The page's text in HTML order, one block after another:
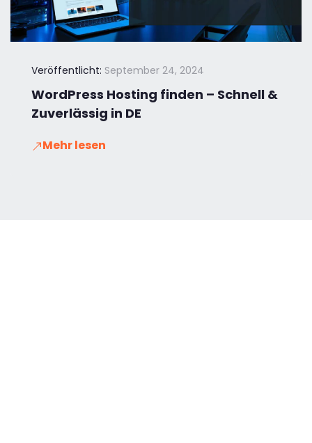
Veröffentlicht: September 24, 2024
WordPress Hosting finden – Schnell &
Zuverlässig in DE
Mehr lesen